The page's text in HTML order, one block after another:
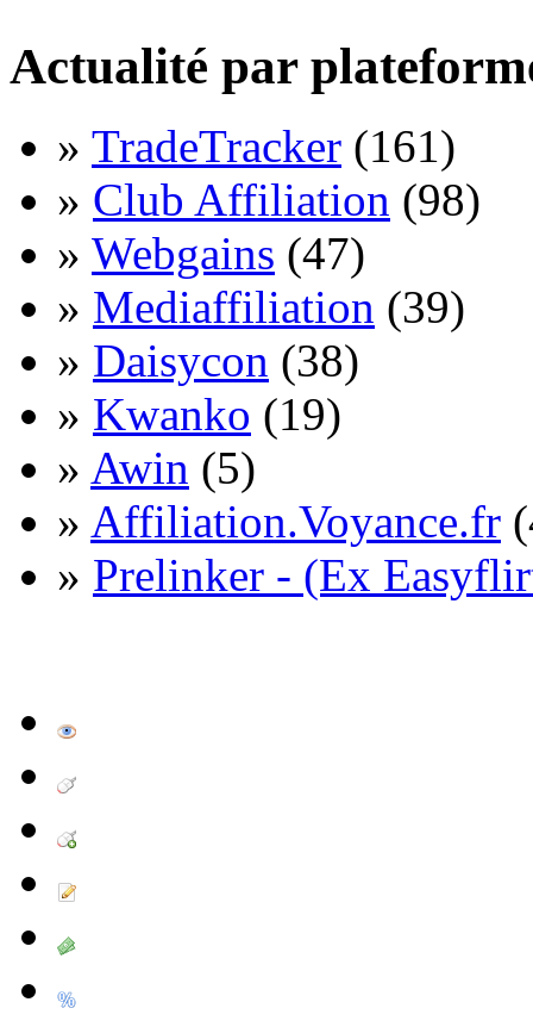
Actualité par
» TradeTracker (161)
» Club Affiliation (98)
» Webgains (47)
» Mediaffiliation (39)
» Daisycon (38)
» Kwanko (19)
» Awin (5)
» Affiliation.Voyance.fr
» Prelinker - (Ex